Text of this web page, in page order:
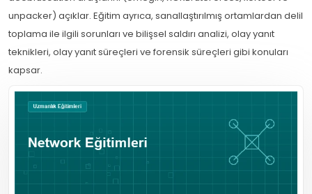
unpacker) açıklar. Eğitim ayrıca, sanallaştırılmış ortamlardan delil
toplama ile ilgili sorunları ve bilişsel saldırı analizi, olay yanıt
teknikleri, olay yanıt süreçleri ve forensik süreçleri gibi konuları
kapsar.